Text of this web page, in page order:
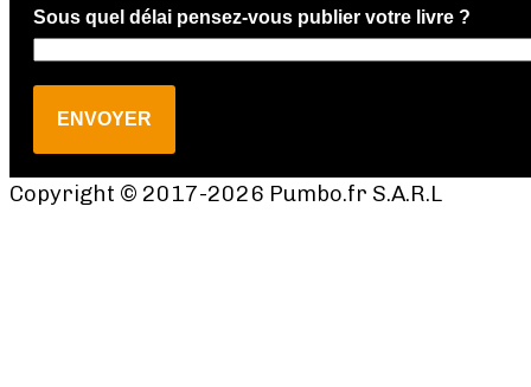
Sous quel délai pensez-vous publier votre livre ?
ENVOYER
Copyright © 2017-2026 Pumbo.fr S.A.R.L